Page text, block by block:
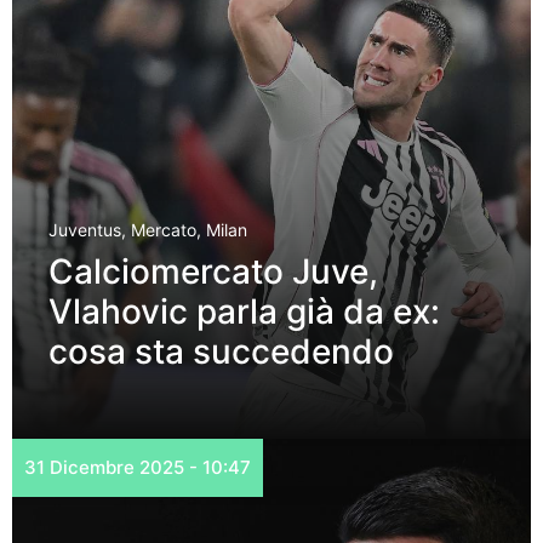
Juventus,Mercato, Milan
Calciomercato Juve,
Vlahovic parla già da ex:
cosa sta succedendo
31 Dicembre 2025 - 10:47